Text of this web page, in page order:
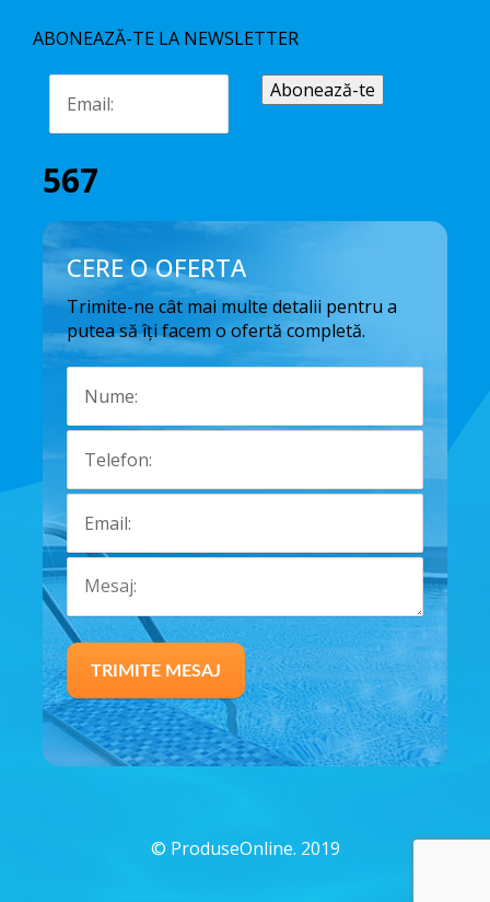
ABONEAZĂ-TE LA NEWSLETTER
567
CERE O OFERTA
Trimite-ne cât mai multe detalii pentru a
putea să îți facem o ofertă completă.
© ProduseOnline. 2019